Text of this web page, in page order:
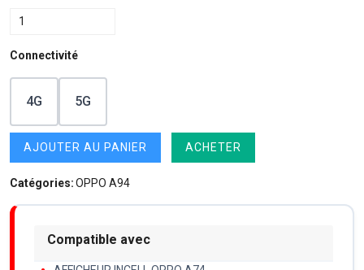
Connectivité
4G 5G
AJOUTER AU PANIER ACHETER
Catégories:OPPO A94
Compatible avec